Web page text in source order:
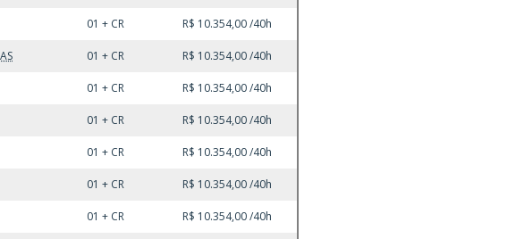
01 + CR R$ 10.354,00 /40h
01 + CR R$ 10.354,00 /40h
01 + CR R$ 10.354,00 /40h
01 + CR R$ 10.354,00 /40h
01 + CR R$ 10.354,00 /40h
01 + CR R$ 10.354,00 /40h
01 + CR R$ 10.354,00 /40h